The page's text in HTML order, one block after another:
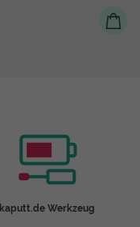
kaputt.de Werkzeug